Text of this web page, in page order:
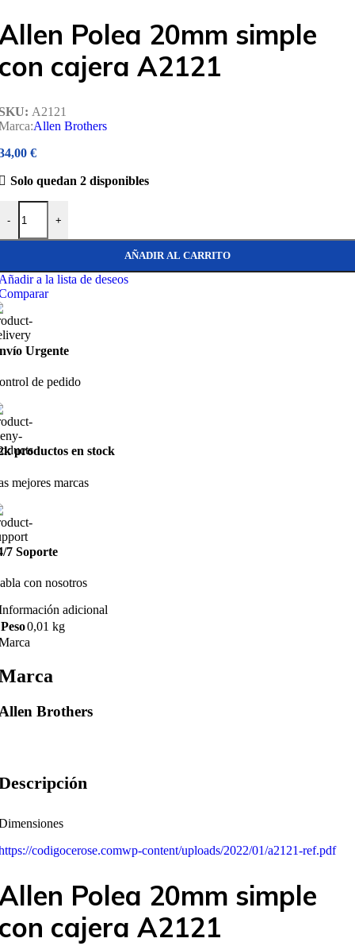
Polea 20mm simple
cajera A2121
A2121
Allen Brothers
€
Solo quedan 2 disponibles
-
Polea 20mm simple con cajera A2121 cantidad
+
AÑADIR AL CARRITO
a la lista de deseos
Urgente
de pedido
productos en stock
mejores marcas
7 Soporte
con nosotros
adicional
Peso0,01 kg
Brothers
codigocerose.comwp-content/uploads/2022/01/a2121-ref.pdf
Polea 20mm simple
cajera A2121